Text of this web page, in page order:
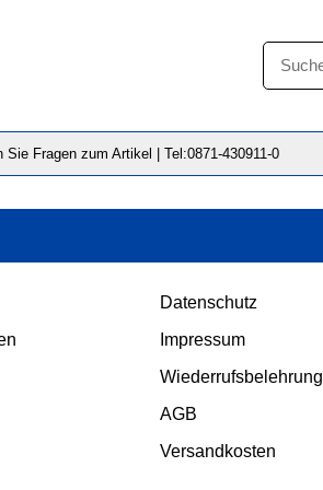
Sie Fragen zum Artikel | Tel:0871-430911-0
Datenschutz
Impressum
Wiederrufsbelehrung
AGB
Versandkosten